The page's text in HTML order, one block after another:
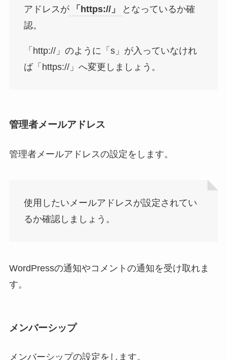
アドレスが 「https://」
となっているか確
認。
「http://」のように「s」が入っていなけれ
ば「https://」へ変更しましょう。
管理者メールアドレス
管理者メールアドレスの設定をします。
使用したいメールアドレスが設定されてい
るか確認しましょう。
WordPressの通知やコメントの通知を受け取れま
す。
メンバーシップ
メンバーシップの設定をします。